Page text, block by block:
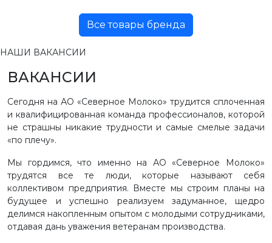
Все товары бренда
НАШИ ВАКАНСИИ
ВАКАНСИИ
Сегодня на АО «Северное Молоко» трудится сплоченная
и квалифицированная команда профессионалов, которой
не страшны никакие трудности и самые смелые задачи
«по плечу».
Мы гордимся, что именно на АО «Северное Молоко»
трудятся все те люди, которые называют себя
коллективом предприятия. Вместе мы строим планы на
будущее и успешно реализуем задуманное, щедро
делимся накопленным опытом с молодыми сотрудниками,
отдавая дань уважения ветеранам производства.